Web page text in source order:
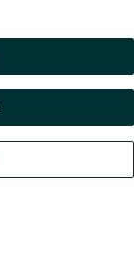
Czat Konto